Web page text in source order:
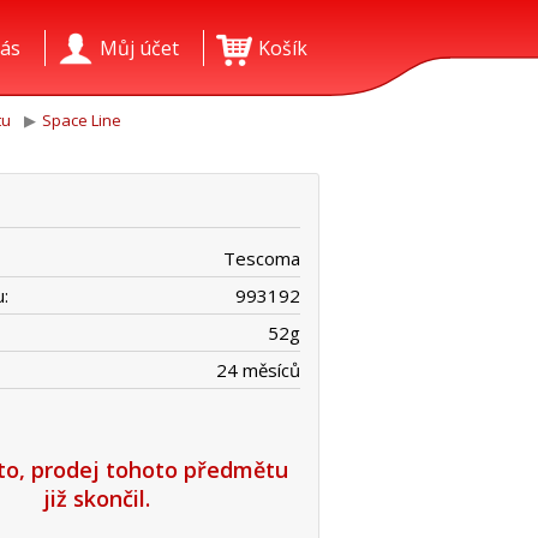
Košík
Můj účet
Space Line
Tescoma
993192
52g
24 měsíců
prodej tohoto předmětu
již skončil.